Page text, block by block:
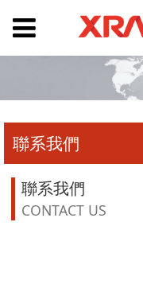
聯系我們
聯系我們
CONTACT US